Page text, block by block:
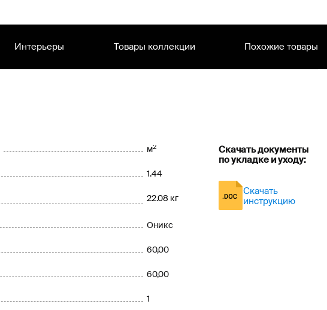
Интерьеры Товары коллекции Похожие товары
м2
1.44
22.08 кг
Оникс
60,00
60,00
1
Скачать документы
по укладке и уходу:
Скачать
инструкцию